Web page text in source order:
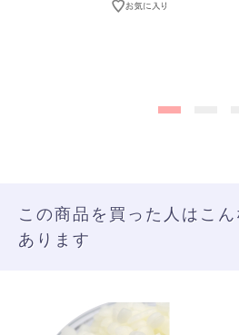
この商品を買った人はこ
あります